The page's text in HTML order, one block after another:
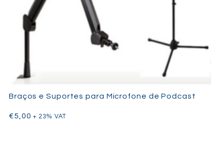
Braços e Suportes para Microfone de Podcast
€5,00 + 23% VAT